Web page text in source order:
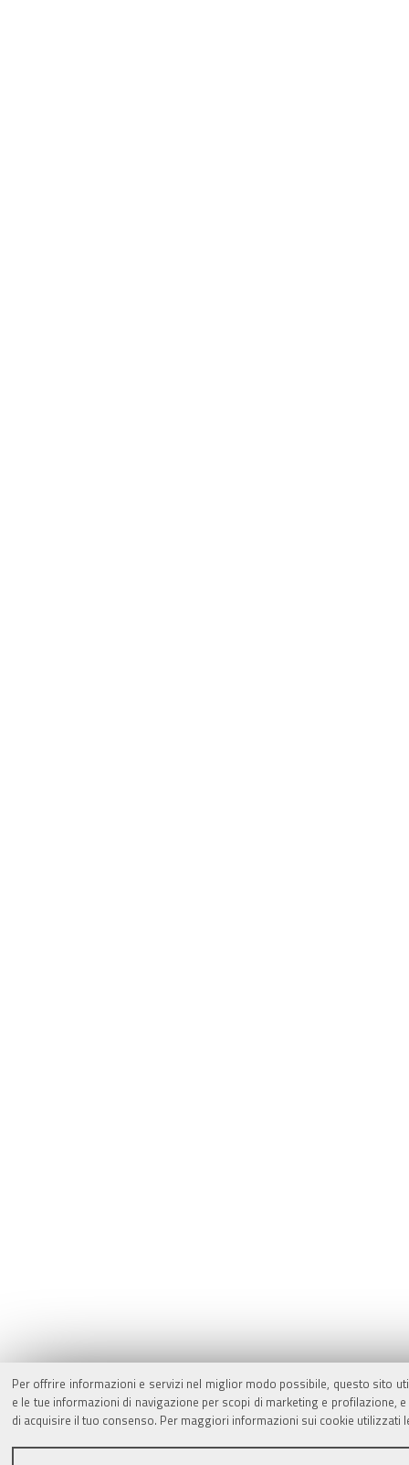
Per offrire informazioni e servizi nel miglior modo possibile, questo sito
e le tue informazioni di navigazione per scopi di marketing e
di acquisire il tuo consenso. Per maggiori informazioni sui cookie utilizzati